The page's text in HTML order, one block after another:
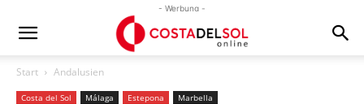
- Werbung -
Start Andalusien
Costa del Sol Málaga Estepona Marbella